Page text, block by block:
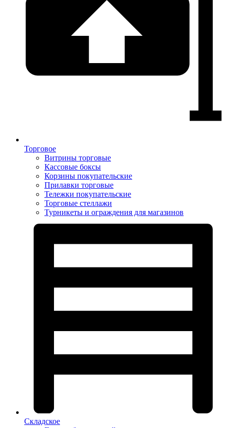
Торговое
Витрины торговые
Кассовые боксы
Корзины покупательские
Прилавки торговые
Тележки покупательские
Торговые стеллажи
Турникеты и ограждения для магазинов
Складское